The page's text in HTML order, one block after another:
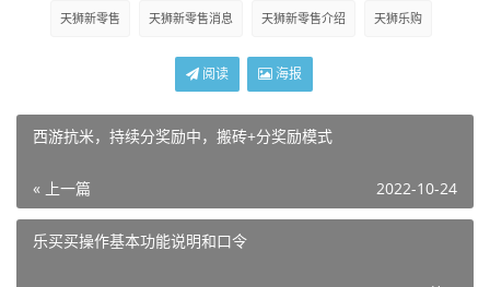
天狮新零售 天狮新零售消息 天狮新零售介绍 天狮乐购
阅读 海报
西游抗米，持续分奖励中，搬砖+分奖励模式
« 上一篇 2022-10-24
乐买买操作基本功能说明和口令